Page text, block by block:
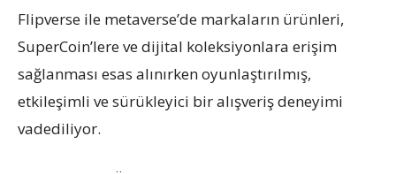
Flipverse ile metaverse’de markaların ürünleri,
SuperCoin’lere ve dijital koleksiyonlara erişim
sağlanması esas alınırken oyunlaştırılmış,
etkileşimli ve sürükleyici bir alışveriş deneyimi
vadediliyor.